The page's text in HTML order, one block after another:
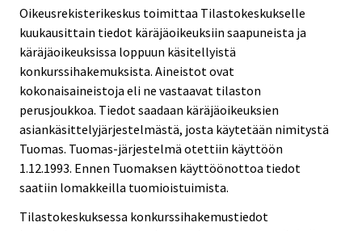
Oikeusrekisterikeskus toimittaa Tilastokeskukselle
kuukausittain tiedot käräjäoikeuksiin saapuneista ja
käräjäoikeuksissa loppuun käsitellyistä
konkurssihakemuksista. Aineistot ovat
kokonaisaineistoja eli ne vastaavat tilaston
perusjoukkoa. Tiedot saadaan käräjäoikeuksien
asiankäsittelyjärjestelmästä, josta käytetään nimitystä
Tuomas. Tuomas-järjestelmä otettiin käyttöön
1.12.1993. Ennen Tuomaksen käyttöönottoa tiedot
saatiin lomakkeilla tuomioistuimista.
Tilastokeskuksessa konkurssihakemustiedot